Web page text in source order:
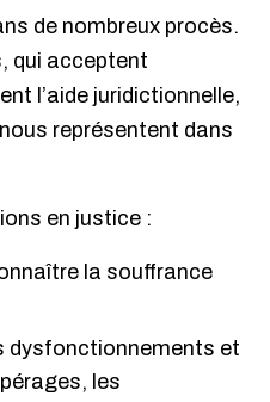
de nombreux procès.
qui acceptent
l’aide juridictionnelle,
représentent dans
en justice :
la souffrance
dysfonctionnements et
les